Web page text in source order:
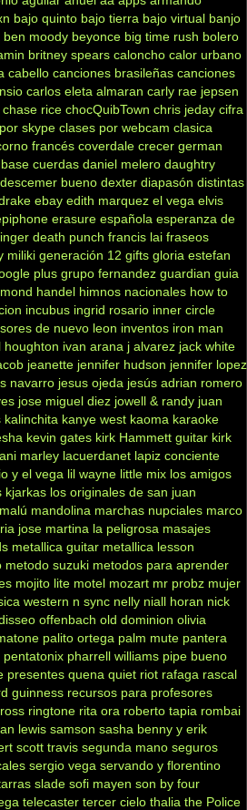
bajo quinto bajo tierra bajo virtual banjo
ben moody beyonce big time rush bolero
britney spears caloncho calor urbano
cabello canciones brasileñas canciones
carlos eleta almaran carly rae jepsen
chase rice chocQuibTown chris jeday cifra
skype clases por webcam clasica
francés coverdale crecer german
cuerdas daniel melero daughtry
descemer bueno dexter diapasón distintas
ebay edith marquez el vega elvis
erasure española esperanza de
death punch francis lai fraseos
miliki generación 12 gifts gloria estefan
plus grupo fernandez guardian guia
handel himnos nacionales how to
incubus ingrid rosario inner circle
de nuevo leon inventos iron man
houghton ivan arana j alvarez jack white
jeanette jennifer hudson jennifer lopez
navarro jesus ojeda jesús adrian romero
jose miguel diez jowell & randy juan
kalinchita kanye west kaoma karaoke
kevin gates kirk Hammett guitar kirk
marley lacuerdanet lapiz conciente
y el vega lil wayne little mix los amigos
kjarkas los originales de san juan
malú mandolina marchas nupciales marco
jose martina la peligrosa masajes
metallica guitar metallica lesson
metodo suzuki metodos para aprender
mojito lite motel mozart mr probz mujer
western n sync nelly niall horan nick
offenbach old dominion olivia
palito ortega palm mute pantera
pentatonix pharrell williams pipe bueno
presentes quena quiet riot rafaga rascal
guinness recursos para profesores
ringtone rita ora roberto tapia rombai
lewis samson sasha benny y erik
scott travis segunda mano seguros
sergio vega servando y florentino
slade sofi mayen son by four
telecaster tercer cielo thalia the Police